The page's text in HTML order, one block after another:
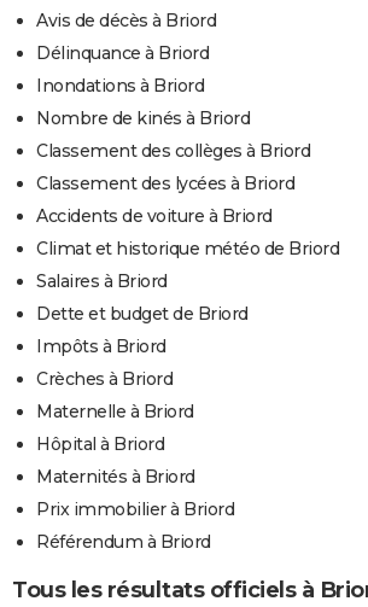
Avis de décès à Briord
Délinquance à Briord
Inondations à Briord
Nombre de kinés à Briord
Classement des collèges à Briord
Classement des lycées à Briord
Accidents de voiture à Briord
Climat et historique météo de Briord
Salaires à Briord
Dette et budget de Briord
Impôts à Briord
Crèches à Briord
Maternelle à Briord
Hôpital à Briord
Maternités à Briord
Prix immobilier à Briord
Référendum à Briord
Tous les résultats officiels à